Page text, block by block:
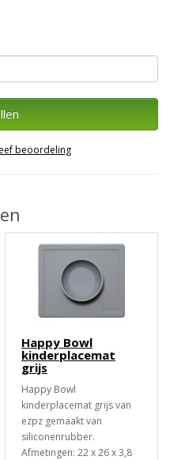
beoordeling
Happy Bowl
kinderplacemat
grijs
Happy Bowl
kinderplacemat grijs van
ezpz gemaakt van
siliconenrubber.
Afmetingen: 22 x 26 x 3,8